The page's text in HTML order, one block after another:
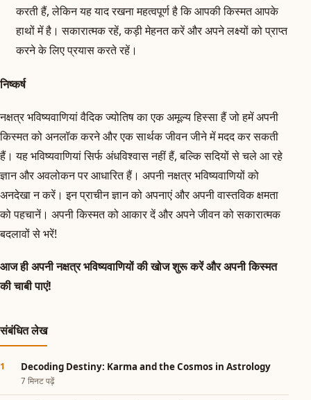
करती हैं, लेकिन यह याद रखना महत्वपूर्ण है कि आपकी किस्मत आपके
हाथों में है। सकारात्मक रहें, कड़ी मेहनत करें और अपने लक्ष्यों को प्राप्त
करने के लिए प्रयास करते रहें।
निष्कर्ष
नक्षत्र भविष्यवाणियां वैदिक ज्योतिष का एक अमूल्य हिस्सा हैं जो हमें अपनी
किस्मत को अनलॉक करने और एक सार्थक जीवन जीने में मदद कर सकती
हैं। यह भविष्यवाणियां सिर्फ अंधविश्वास नहीं हैं, बल्कि सदियों से चले आ रहे
ज्ञान और अवलोकन पर आधारित हैं। अपनी नक्षत्र भविष्यवाणियों को
अनदेखा न करें। इन प्राचीन ज्ञान को अपनाएं और अपनी वास्तविक क्षमता
को पहचानें। अपनी किस्मत को आकार दें और अपने जीवन को सकारात्मक
बदलावों से भरें!
आज ही अपनी नक्षत्र भविष्यवाणियों की खोज शुरू करें और अपनी किस्मत
की चाबी पाएं!
संबंधित लेख
Decoding Destiny: Karma and the Cosmos in Astrology
7 मिनट पढ़ें